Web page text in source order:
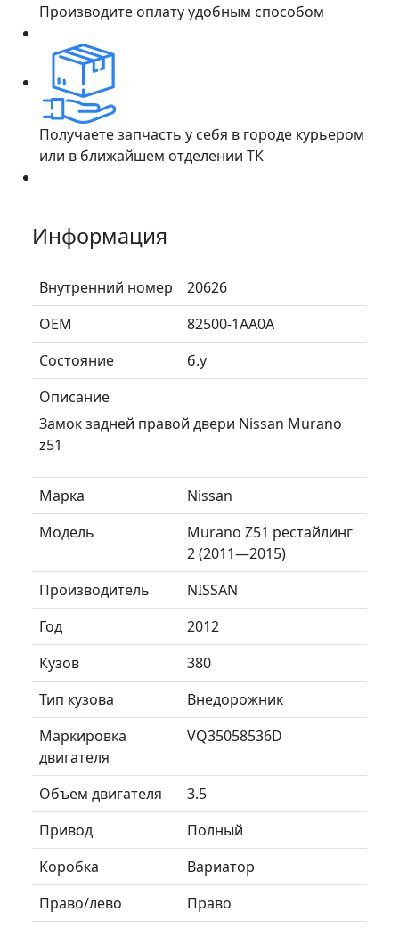
Производите оплату удобным способом
Получаете запчасть у себя в городе курьером
или в ближайшем отделении ТК
Информация
Внутренний номер
20626
ОЕМ
82500-1AA0A
Состояние
б.у
Описание
Замок задней правой двери Nissan Murano
z51
Марка
Nissan
Модель
Murano Z51 рестайлинг
2 (2011—2015)
Производитель
NISSAN
Год
2012
Кузов
380
Тип кузова
Внедорожник
Маркировка
двигателя
VQ35058536D
Объем двигателя
3.5
Привод
Полный
Коробка
Вариатор
Право/лево
Право